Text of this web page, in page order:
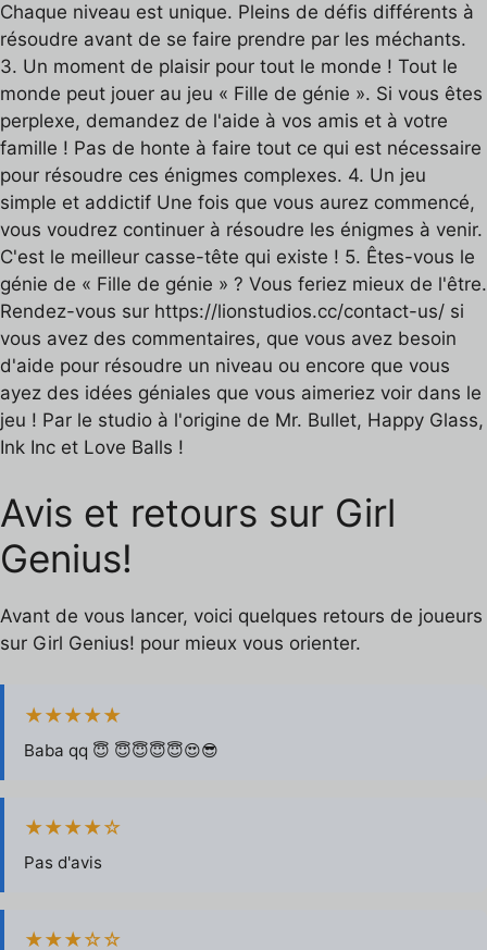
Chaque niveau est unique. Pleins de défis différents à
résoudre avant de se faire prendre par les méchants.
3. Un moment de plaisir pour tout le monde ! Tout le
monde peut jouer au jeu « Fille de génie ». Si vous êtes
perplexe, demandez de l'aide à vos amis et à votre
famille ! Pas de honte à faire tout ce qui est nécessaire
pour résoudre ces énigmes complexes. 4. Un jeu
simple et addictif Une fois que vous aurez commencé,
vous voudrez continuer à résoudre les énigmes à venir.
C'est le meilleur casse-tête qui existe ! 5. Êtes-vous le
génie de « Fille de génie » ? Vous feriez mieux de l'être.
Rendez-vous sur https://lionstudios.cc/contact-us/ si
vous avez des commentaires, que vous avez besoin
d'aide pour résoudre un niveau ou encore que vous
ayez des idées géniales que vous aimeriez voir dans le
jeu ! Par le studio à l'origine de Mr. Bullet, Happy Glass,
Ink Inc et Love Balls !
Avis et retours sur Girl
Genius!
Avant de vous lancer, voici quelques retours de joueurs
sur Girl Genius! pour mieux vous orienter.
★★★★★
Baba qq 😇 😇😇😇😇😍😎
★★★★☆
Pas d'avis
★★★☆☆